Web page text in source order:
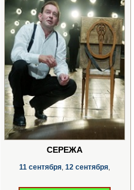
СЕРЁЖА
11 сентября 12 сентября